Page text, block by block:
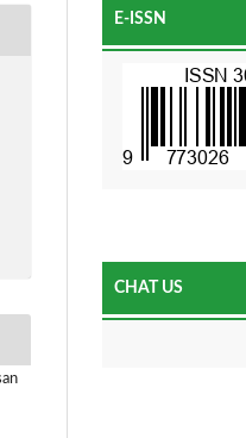
E-ISSN
CHAT US